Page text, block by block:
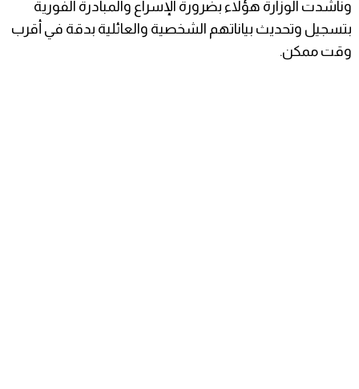
وناشدت الوزارة هؤلاء بضرورة الإسراع والمبادرة الفورية
بتسجيل وتحديث بياناتهم الشخصية والعائلية بدقة في أقرب
وقت ممكن.